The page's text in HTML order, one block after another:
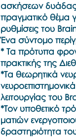
ασκήσεων δυάδας,
πραγματικό θέμα
ρυθμίσεις του
Ένα σύντομο
* Τα πρότυπα
πρακτικής της
*Τα θεωρητικά
λειτουργίας του
*Τον υποθετικό
ματιών
δραστηριότητα